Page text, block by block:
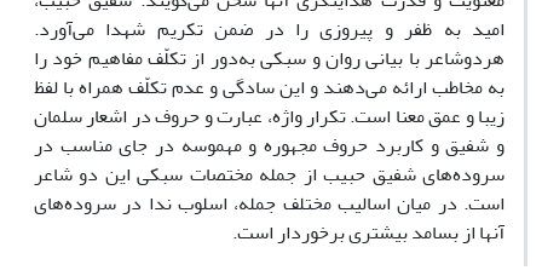
امید به ظفر و پیروزی را در ضمن تکریم شهدا می‌آورد.
هردوشاعر با بیانی روان و سبکی به‌دور از تکلّف مفاهیم خود را
به مخاطب ارائه می‌دهند و این سادگی و عدم تکلّف همراه با لفظ
زیبا و عمق معنا است. تکرار واژه، عبارت و حروف در اشعار سلمان
و شفیق و کاربرد حروف مجهوره و مهموسه در جای مناسب در
سروده‌های شفیق حبیب از جمله مختصات سبکی این دو شاعر
است. در میان اسالیب مختلف جمله، اسلوب ندا در سروده‌های
آنها از بسامد بیشتری برخوردار است.